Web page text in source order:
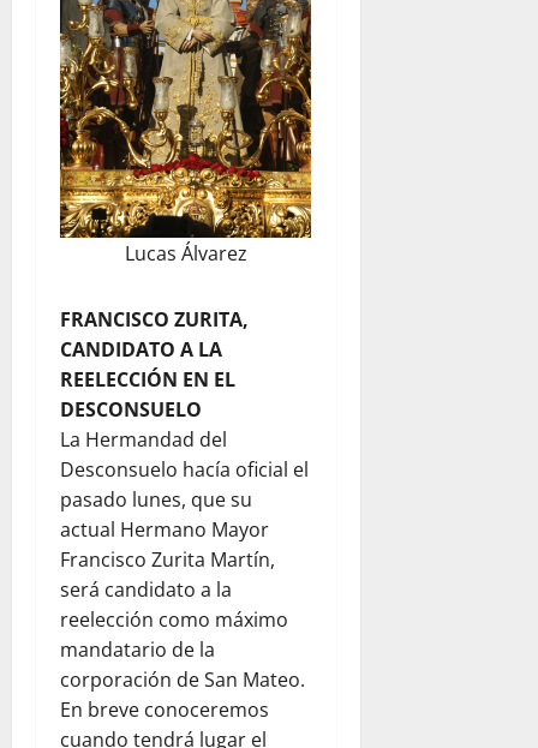
Lucas Álvarez
FRANCISCO ZURITA,
CANDIDATO A LA
REELECCIÓN EN EL
DESCONSUELO
La Hermandad del
Desconsuelo hacía oficial el
pasado lunes, que su
actual Hermano Mayor
Francisco Zurita Martín,
será candidato a la
reelección como máximo
mandatario de la
corporación de San Mateo.
En breve conoceremos
cuando tendrá lugar el